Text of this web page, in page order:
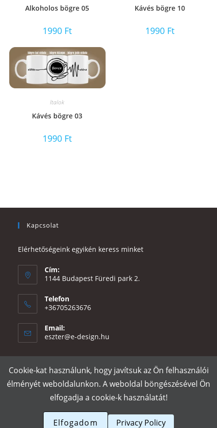
Alkoholos bögre 05
1990 Ft
Kávés bögre 10
1990 Ft
Italok
Kávés bögre 03
1990 Ft
Kapcsolat
Elérhetőségeink egyikén keress minket
Cím:
1144 Budapest Füredi park 2.
Telefon
+36705263676
Email:
eszter@e-design.hu
Rólunk Szállítás és fizetés Adatvédelmi tájékoztató
ÁSZF
Póló nyomtatás
Cookie-kat használunk, hogy javítsuk az Ön felhasználói
élményét weboldalunkon. A weboldal böngészésével Ön
elfogadja a cookie-k használatát!
Elfogadom Privacy Policy